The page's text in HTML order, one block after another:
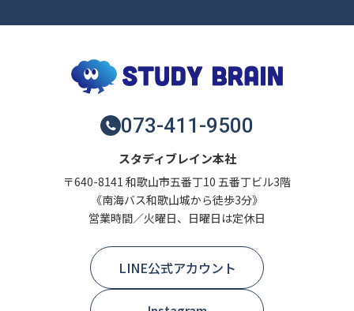
073-411-9500
スタディブレイン本社
〒640-8141 和歌山市五番丁10 五番丁ビル3階
《南海バス和歌山城から徒歩3分》
営業時間／火曜日、日曜日は定休日
LINE公式アカウント